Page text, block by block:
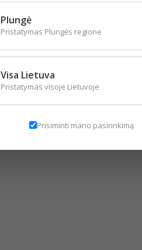
Plungė
Pristatymas Plungės regione
Visa Lietuva
Pristatymas visoje Lietuvoje
Prisiminti mano pasirinkimą